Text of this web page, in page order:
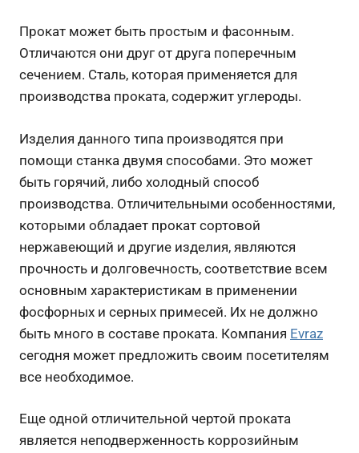
Прокат может быть простым и фасонным.
Отличаются они друг от друга поперечным
сечением. Сталь, которая применяется для
производства проката, содержит углероды.
Изделия данного типа производятся при
помощи станка двумя способами. Это может
быть горячий, либо холодный способ
производства. Отличительными особенностями,
которыми обладает прокат сортовой
нержавеющий и другие изделия, являются
прочность и долговечность, соответствие всем
основным характеристикам в применении
фосфорных и серных примесей. Их не должно
быть много в составе проката. Компания Evraz
сегодня может предложить своим посетителям
все необходимое.
Еще одной отличительной чертой проката
является неподверженность коррозийным